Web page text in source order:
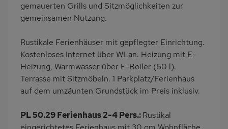
Internet
Seniorenfreundlich
Terrassenmöbel
Erdgeschoss
Bettwäsche inklusive
gemauerten Grills und Sitzmöglichkeiten zur
gemeinsamen Nutzung.
Rustikale Ferienhäuser mit gepflegter Einrichtung.
Kostenloses Internet über WLan. Heizung mit E-
Heizung, Warmwasser über E-Boiler (60 l).
Terrasse mit Sitzmöbeln. 1 Parkplatz/Ferienhaus
auf dem umzäunten Grundstück im Preis inklusiv.
PL 50.29 Ferienhaus 2-4 Pers.:Rustikal